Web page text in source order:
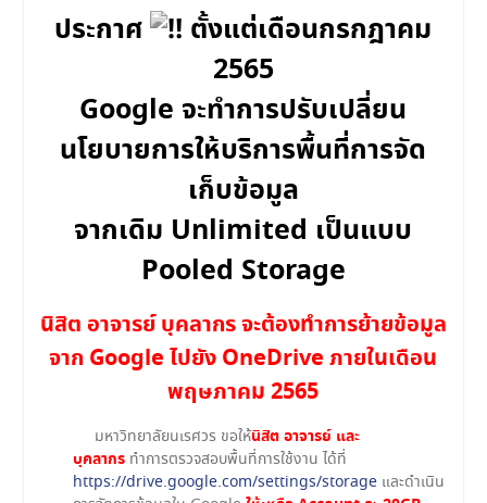
ประกาศ
ตั้งแต่เดือนกรกฎาคม
2565
Google จะทำการปรับเปลี่ยน
นโยบายการให้บริการพื้นที่การจัด
เก็บข้อมูล
จากเดิม Unlimited เป็นแบบ
Pooled Storage
นิสิต อาจารย์ บุคลากร จะต้องทำการย้ายข้อมูล
จาก Google ไปยัง OneDrive ภายในเดือน
พฤษภาคม 2565
มหาวิทยาลัยนเรศวร ขอให้นิสิต อาจารย์ และ
บุคลากรทำการตรวจสอบพื้นที่การใช้งาน ได้ที่
https://drive.google.com/settings/storage และดำเนิน